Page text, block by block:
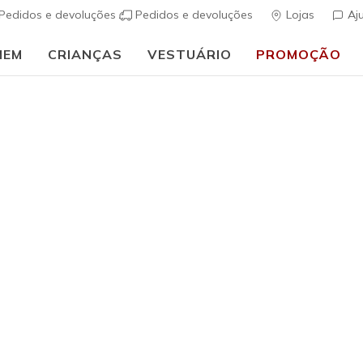
e devoluções Pedidos e devoluções Lojas
CRIANÇAS VESTUÁRIO PROMOÇÃO